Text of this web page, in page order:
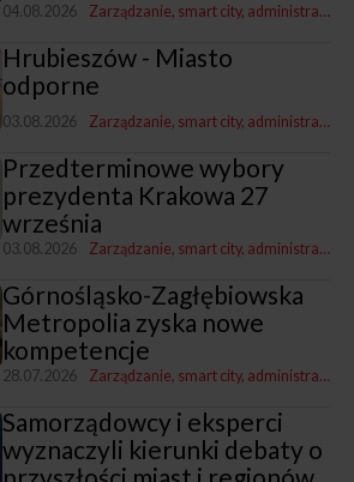
04.08.2026 Zarządzanie, smart city, administracja
Hrubieszów - Miasto
odporne
03.08.2026 Zarządzanie, smart city, administracja
Przedterminowe wybory
prezydenta Krakowa 27
września
03.08.2026 Zarządzanie, smart city, administracja
Górnośląsko-Zagłębiowska
Metropolia zyska nowe
kompetencje
28.07.2026 Zarządzanie, smart city, administracja
Samorządowcy i eksperci
wyznaczyli kierunki debaty o